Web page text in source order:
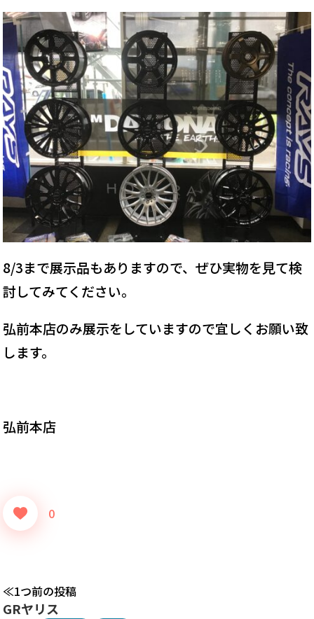
8/3まで展示品もありますので、ぜひ実物を見て検
討してみてください。
弘前本店のみ展示をしていますので宜しくお願い致
します。
弘前本店
0
1つ前の投稿
GRヤリス